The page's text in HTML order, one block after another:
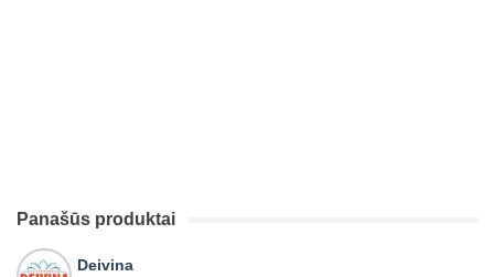
Panašūs produktai
Deivina